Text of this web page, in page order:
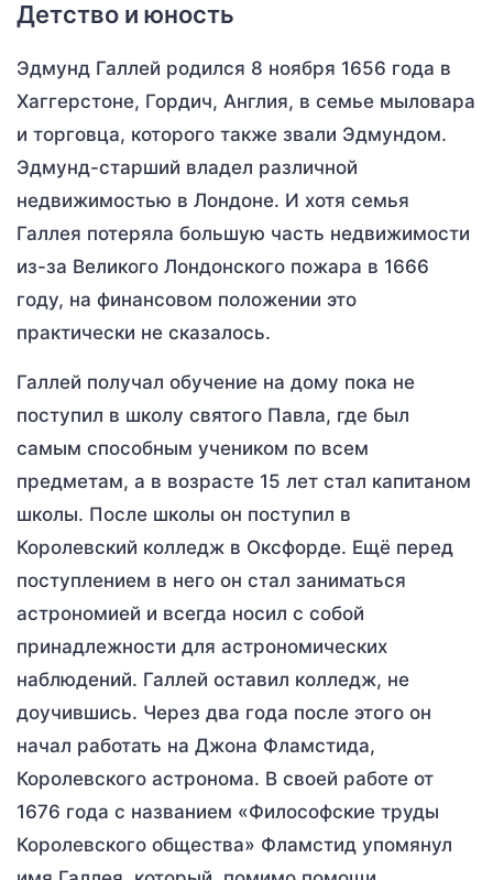
Детство и юность
Эдмунд Галлей родился 8 ноября 1656 года в
Хаггерстоне, Гордич, Англия, в семье мыловара
и торговца, которого также звали Эдмундом.
Эдмунд-старший владел различной
недвижимостью в Лондоне. И хотя семья
Галлея потеряла большую часть недвижимости
из-за Великого Лондонского пожара в 1666
году, на финансовом положении это
практически не сказалось.
Галлей получал обучение на дому пока не
поступил в школу святого Павла, где был
самым способным учеником по всем
предметам, а в возрасте 15 лет стал капитаном
школы. После школы он поступил в
Королевский колледж в Оксфорде. Ещё перед
поступлением в него он стал заниматься
астрономией и всегда носил с собой
принадлежности для астрономических
наблюдений. Галлей оставил колледж, не
доучившись. Через два года после этого он
начал работать на Джона Фламстида,
Королевского астронома. В своей работе от
1676 года с названием «Философские труды
Королевского общества» Фламстид упомянул